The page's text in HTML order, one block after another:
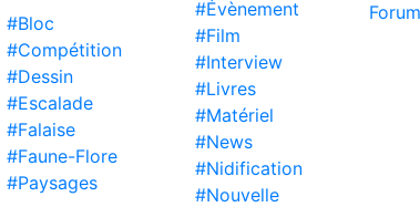
#Bloc
#Compétition
#Dessin
#Escalade
#Falaise
#Faune-Flore
#Paysages
#Évènement
#Film
#Interview
#Livres
#Matériel
#News
#Nidification
#Nouvelle
Forum